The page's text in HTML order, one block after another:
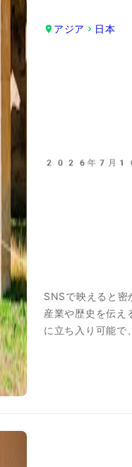
アジア 日本
2026年7月
SNSで映えると密
産業や歴史を伝
に立ち入り可能で